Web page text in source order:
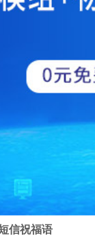
信祝福语